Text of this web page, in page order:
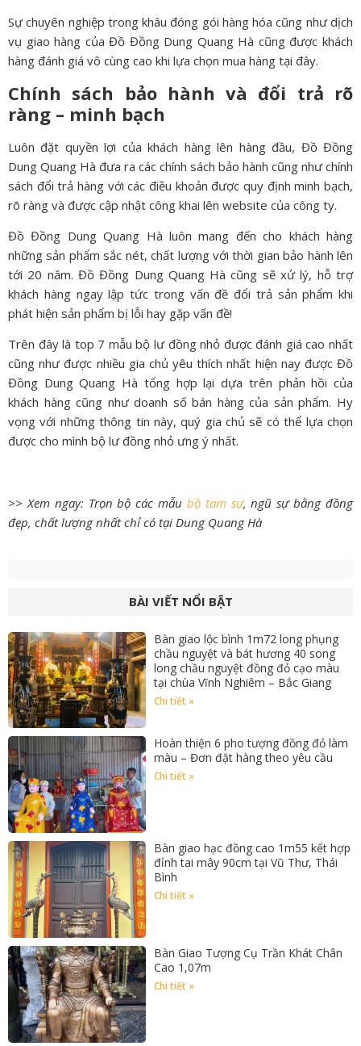
Sự chuyên nghiệp trong khâu đóng gói hàng hóa cũng như dịch
vụ giao hàng của Đồ Đồng Dung Quang Hà cũng được khách
hàng đánh giá vô cùng cao khi lựa chọn mua hàng tại đây.
Chính sách bảo hành và đổi trả rõ
ràng – minh bạch
Luôn đặt quyền lợi của khách hàng lên hàng đầu, Đồ Đồng
Dung Quang Hà đưa ra các chính sách bảo hành cũng như chính
sách đổi trả hàng với các điều khoản được quy định minh bạch,
rõ ràng và được cập nhật công khai lên website của công ty.
Đồ Đồng Dung Quang Hà luôn mang đến cho khách hàng
những sản phẩm sắc nét, chất lượng với thời gian bảo hành lên
tới 20 năm. Đồ Đồng Dung Quang Hà cũng sẽ xử lý, hỗ trợ
khách hàng ngay lập tức trong vấn đề đổi trả sản phẩm khi
phát hiện sản phẩm bị lỗi hay gặp vấn đề!
Trên đây là top 7 mẫu bộ lư đồng nhỏ được đánh giá cao nhất
cũng như được nhiều gia chủ yêu thích nhất hiện nay được Đồ
Đồng Dung Quang Hà tổng hợp lại dựa trên phản hồi của
khách hàng cũng như doanh số bán hàng của sản phẩm. Hy
vọng với những thông tin này, quý gia chủ sẽ có thể lựa chọn
được cho mình bộ lư đồng nhỏ ưng ý nhất.
>> Xem ngay: Trọn bộ các mẫu bộ tam sự, ngũ sự bằng đồng
đẹp, chất lượng nhất chỉ có tại Dung Quang Hà
BÀI VIẾT NỔI BẬT
Bàn giao lộc bình 1m72 long phụng
chầu nguyệt và bát hương 40 song
long chầu nguyệt đồng đỏ cạo màu
tại chùa Vĩnh Nghiêm – Bắc Giang
Chi tiết »
Hoàn thiện 6 pho tượng đồng đỏ làm
màu – Đơn đặt hàng theo yêu cầu
Chi tiết »
Bàn giao hạc đồng cao 1m55 kết hợp
đỉnh tai mây 90cm tại Vũ Thư, Thái
Bình
Chi tiết »
Bàn Giao Tượng Cụ Trần Khát Chân
Cao 1,07m
Chi tiết »